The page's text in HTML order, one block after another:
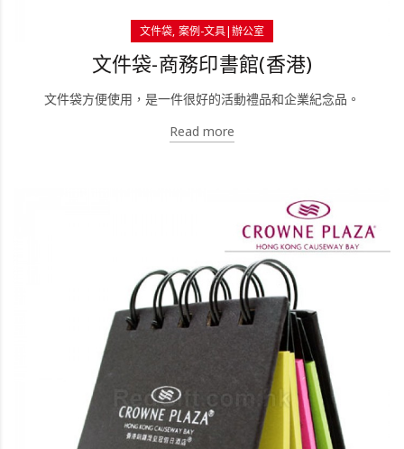
文件袋 案例-文具|辦公室
文件袋-商務印書館(香港)
文件袋方便使用，是一件很好的活動禮品和企業紀念品。
Read more